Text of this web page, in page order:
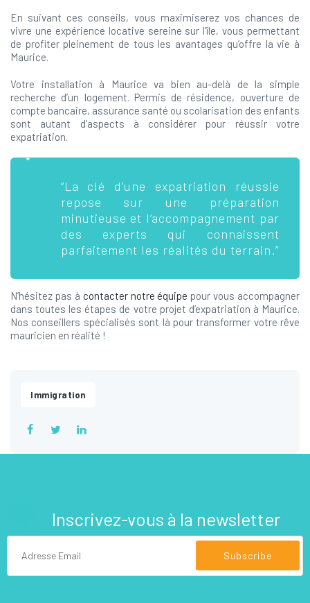
En suivant ces conseils, vous maximiserez vos chances de
vivre une expérience locative sereine sur l’île, vous permettant
de profiter pleinement de tous les avantages qu’offre la vie à
Maurice.
Votre installation à Maurice va bien au-delà de la simple
recherche d’un logement. Permis de résidence, ouverture de
compte bancaire, assurance santé ou scolarisation des enfants
sont autant d’aspects à considérer pour réussir votre
expatriation.
“La clé d’une expatriation réussie
repose sur une préparation
minutieuse et l’accompagnement par
des experts qui connaissent
parfaitement les réalités du terrain.”
N’hésitez pas à contacter notre équipe pour vous accompagner
dans toutes les étapes de votre projet d’expatriation à Maurice.
Nos conseillers spécialisés sont là pour transformer votre rêve
mauricien en réalité !
Immigration
Inscrivez-vous à la newsletter